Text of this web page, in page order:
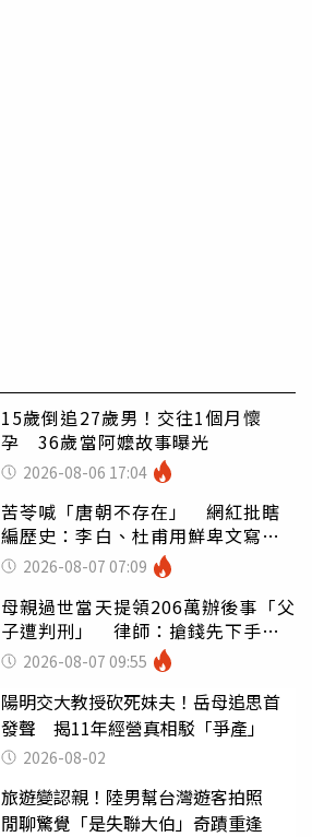
15歲倒追27歲男！交往1個月懷
孕 36歲當阿嬤故事曝光
2026-08-06 17:04
苦苓喊「唐朝不存在」 網紅批瞎
編歷史：李白、杜甫用鮮卑文寫
詩？2026-08-07 07:09
母親過世當天提領206萬辦後事「父
子遭判刑」 律師：搶錢先下手是
罪 2026-08-07 09:55
陽明交大教授砍死妹夫！岳母追思首
發聲 揭11年經營真相駁「爭產」
2026-08-02
旅遊變認親！陸男幫台灣遊客拍照
閒聊驚覺「是失聯大伯」奇蹟重逢